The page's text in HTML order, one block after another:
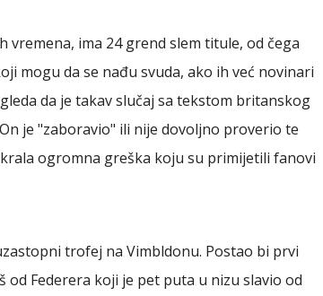
ima 24 grend slem titule, od čega
mogu da se nađu svuda, ako ih već novinari
da je takav slučaj sa tekstom britanskog
je "zaboravio" ili nije dovoljno proverio te
ogromna greška koju su primijetili fanovi
trofej na Vimbldonu. Postao bi prvi
Federera koji je pet puta u nizu slavio od